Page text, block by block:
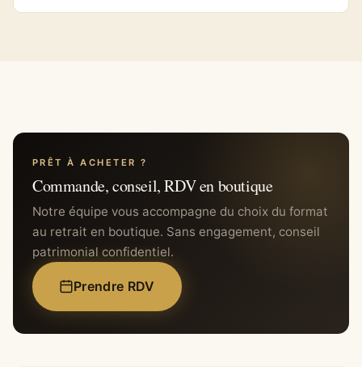
PRÊT À ACHETER ?
Commande, conseil, RDV en boutique
Notre équipe vous accompagne du choix du format
au retrait en boutique. Sans engagement, conseil
patrimonial confidentiel.
Prendre RDV